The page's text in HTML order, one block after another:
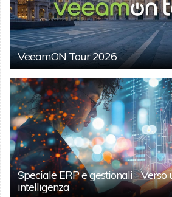
VeeamON Tour 2026
Speciale ERP e gestionali - Verso
intelligenza